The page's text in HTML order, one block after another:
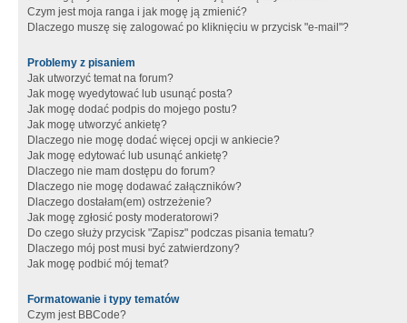
Czym jest moja ranga i jak mogę ją zmienić?
Dlaczego muszę się zalogować po kliknięciu w przycisk "e-mail"?
Problemy z pisaniem
Jak utworzyć temat na forum?
Jak mogę wyedytować lub usunąć posta?
Jak mogę dodać podpis do mojego postu?
Jak mogę utworzyć ankietę?
Dlaczego nie mogę dodać więcej opcji w ankiecie?
Jak mogę edytować lub usunąć ankietę?
Dlaczego nie mam dostępu do forum?
Dlaczego nie mogę dodawać załączników?
Dlaczego dostałam(em) ostrzeżenie?
Jak mogę zgłosić posty moderatorowi?
Do czego służy przycisk "Zapisz" podczas pisania tematu?
Dlaczego mój post musi być zatwierdzony?
Jak mogę podbić mój temat?
Formatowanie i typy tematów
Czym jest BBCode?